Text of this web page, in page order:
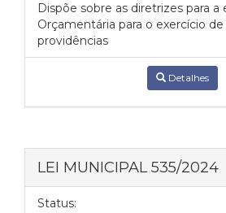
Dispõe sobre as diretrizes para a
Orçamentária para o exercício
providências
Detalhes
LEI MUNICIPAL 535/2024
Status: